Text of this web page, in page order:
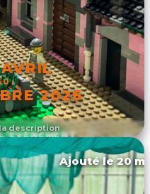
description
2026
Ajouté le 20